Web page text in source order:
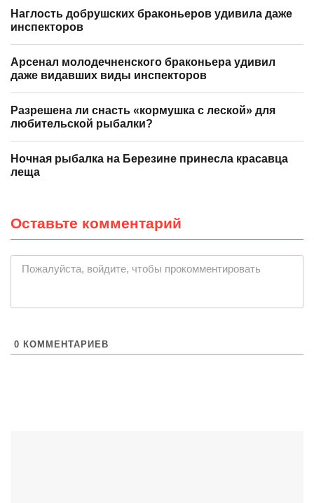
Наглость добрушских браконьеров удивила даже
инспекторов
Арсенал молодечненского браконьера удивил
даже видавших виды инспекторов
Разрешена ли снасть «кормушка с леской» для
любительской рыбалки?
Ночная рыбалка на Березине принесла красавца
леща
Оставьте комментарий
Пожалуйста, войдите, чтобы прокомментировать
0 КОММЕНТАРИЕВ